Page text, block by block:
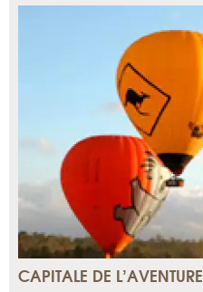
CAPITALE DE L’AVENTURE